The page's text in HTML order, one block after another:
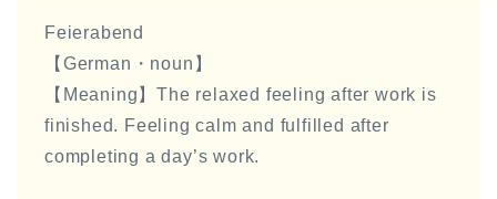
Feierabend
【German・noun】
【Meaning】The relaxed feeling after work is
finished. Feeling calm and fulfilled after
completing a day’s work.